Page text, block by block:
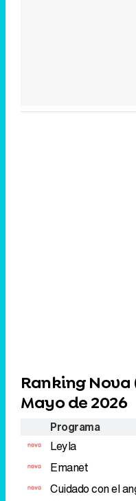
Ranking Nova
Mayo de 2026
Programa
Leyla
Emanet
Cuidado con el